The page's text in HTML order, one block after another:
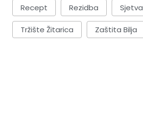
Recept Rezidba Sjetva
Tržište Žitarica Zaštita Bilja